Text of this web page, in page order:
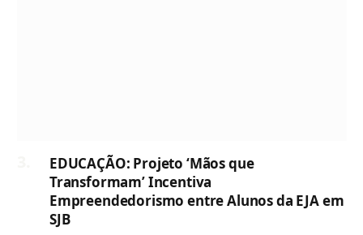
EDUCAÇÃO: Projeto ‘Mãos que
Transformam’ Incentiva
Empreendedorismo entre Alunos da EJA em
SJB